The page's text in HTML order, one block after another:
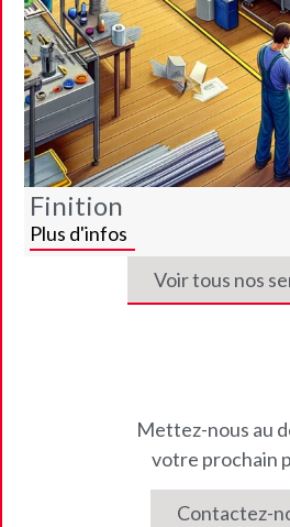
Finition
Plus d'infos
Voir tous nos
Mettez-nous au
votre prochain
Contactez-